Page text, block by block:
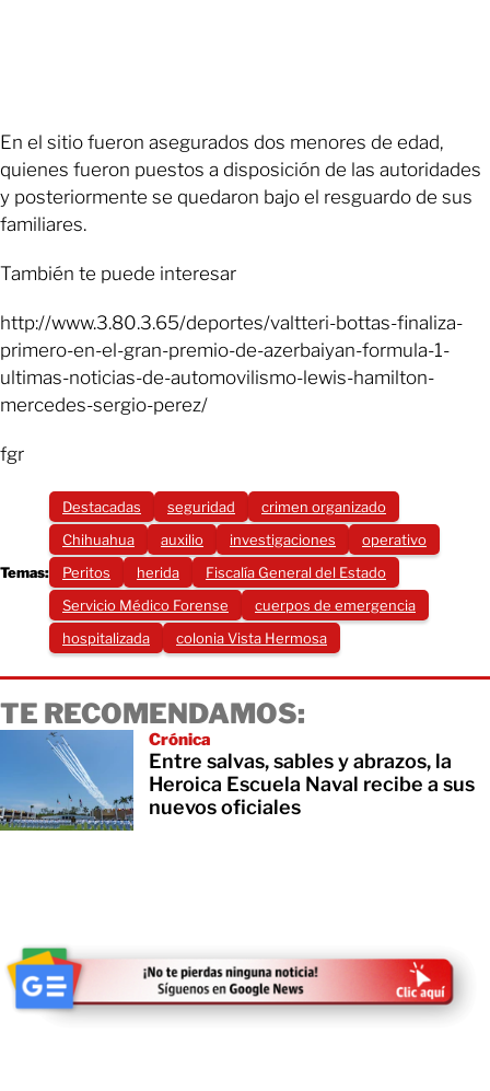
En el sitio fueron asegurados dos menores de edad,
quienes fueron puestos a disposición de las autoridades
y posteriormente se quedaron bajo el resguardo de sus
familiares.
También te puede interesar
http://www.3.80.3.65/deportes/valtteri-bottas-finaliza-
primero-en-el-gran-premio-de-azerbaiyan-formula-1-
ultimas-noticias-de-automovilismo-lewis-hamilton-
mercedes-sergio-perez/
fgr
Temas:
Destacadas seguridad
crimen organizado
Chihuahua
auxilio investigaciones
operativo
Peritos
herida
Fiscalía General del Estado
Servicio Médico Forense
cuerpos de emergencia
hospitalizada
colonia Vista Hermosa
TE RECOMENDAMOS:
Crónica
Entre salvas, sables y abrazos, la
Heroica Escuela Naval recibe a sus
nuevos oficiales